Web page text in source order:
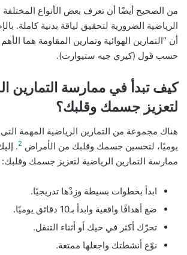
من الصحيح أيضًا أن تعرف بعض الأنواع المختلفة
الرياضية الضرورية لتحقيق لياقة بدنية كاملة.
أن “التمارين الهوائية وتمارين المقاومة هما
حسب قول (كيري جيه ستيوارت).
كيف تبدأ في ممارسة التمارين
لتعزيز جسمك وقلبك؟
هناك مجموعة من التمارين الرياضية المهمة
يوميًا، لتحسين جسمك وقلبك من الأمراض 2
.
ممارسة التمارين الرياضية لتعزيز جسمك وقلبك:
ابدأ بخطوات بسيطة وزِدْها تدريجيًا.
ضع أهدافًا واقعية وابدأ بـ10 دقائق يوميًا.
تحرّك أكثر في حيك أو أثناء التنقل.
نوّع أنشطتك واجعلها ممتعة.